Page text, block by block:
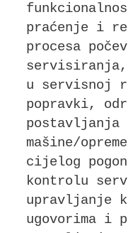
praćenje i
procesa
u servisnoj
popravki,
postavljanja
mašine/
cijelog
kontrolu
upravljanje
ugovorima i
O NAMA